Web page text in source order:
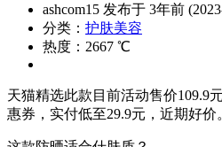
ashcom15 发布于 3年前
分类： 护肤美容
热度：2667 ℃
天猫精选此款目前活动售价109.9
惠券，实付低至29.9元，近期好价